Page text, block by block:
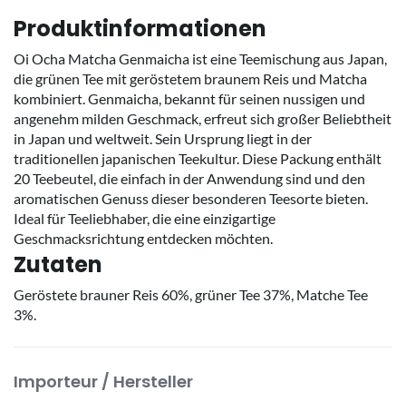
Produktinformationen
Oi Ocha Matcha Genmaicha ist eine Teemischung aus Japan,
die grünen Tee mit geröstetem braunem Reis und Matcha
kombiniert. Genmaicha, bekannt für seinen nussigen und
angenehm milden Geschmack, erfreut sich großer Beliebtheit
in Japan und weltweit. Sein Ursprung liegt in der
traditionellen japanischen Teekultur. Diese Packung enthält
20 Teebeutel, die einfach in der Anwendung sind und den
aromatischen Genuss dieser besonderen Teesorte bieten.
Ideal für Teeliebhaber, die eine einzigartige
Geschmacksrichtung entdecken möchten.
Zutaten
Geröstete brauner Reis 60%, grüner Tee 37%, Matche Tee
3%.
Importeur / Hersteller